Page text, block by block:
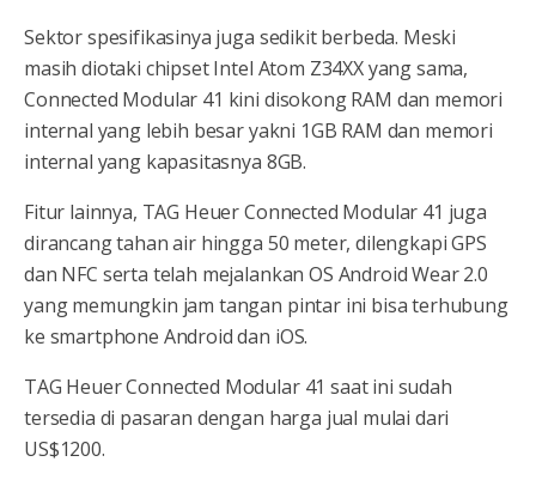
Sektor spesifikasinya juga sedikit berbeda. Meski
masih diotaki chipset Intel Atom Z34XX yang sama,
Connected Modular 41 kini disokong RAM dan memori
internal yang lebih besar yakni 1GB RAM dan memori
internal yang kapasitasnya 8GB.
Fitur lainnya, TAG Heuer Connected Modular 41 juga
dirancang tahan air hingga 50 meter, dilengkapi GPS
dan NFC serta telah mejalankan OS Android Wear 2.0
yang memungkin jam tangan pintar ini bisa terhubung
ke smartphone Android dan iOS.
TAG Heuer Connected Modular 41 saat ini sudah
tersedia di pasaran dengan harga jual mulai dari
US$1200.